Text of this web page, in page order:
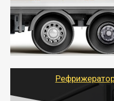
- Экономный способ
другой город - догрузом
грузоперевозки для
дешевле.
- Тайгер Логистик
крупногабаритных и
для погрузочно-